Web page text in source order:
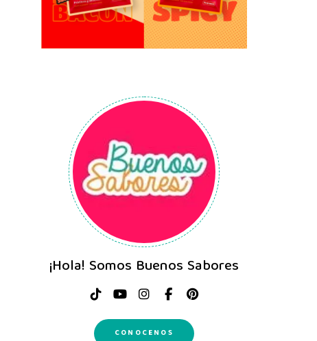
¡Hola! Somos Buenos Sabores
CONOCENOS